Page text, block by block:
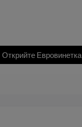
Открийте Евровинетка